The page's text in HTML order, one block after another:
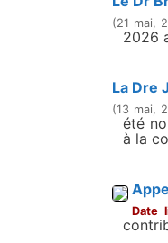
(21 mai,
2026
La Dre
(13 mai,
été
à la
Date